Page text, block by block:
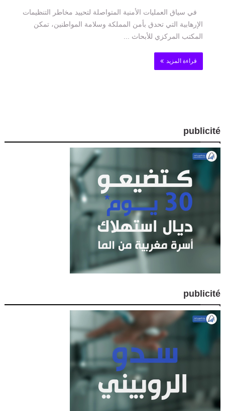
في سياق العمليات الأمنية المتواصلة لتحييد مخاطر التنظيمات
الإرهابية التي تحدق بأمن المملكة وسلامة المواطنين، تمكن
المكتب المركزي للأبحاث ...
قراءة المزيد
publicité
publicité